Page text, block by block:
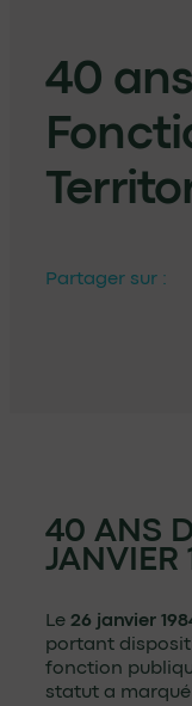
40
Partager sur :
40 ANS
JANVIER
Le 26 janvier
portant
fonction
statut a